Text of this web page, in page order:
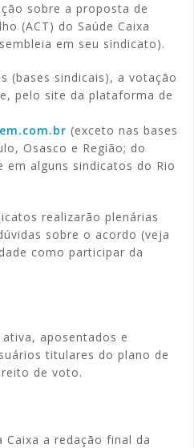
sobre a proposta de
(ACT) do Saúde Caixa
em seu sindicato).
(bases sindicais), a votação
pelo site da plataforma de
(exceto nas bases
Osasco e Região; do
em alguns sindicatos do Rio
realizarão plenárias
sobre o acordo (veja
como participar da
aposentados e
titulares do plano de
de voto.
Caixa a redação final da